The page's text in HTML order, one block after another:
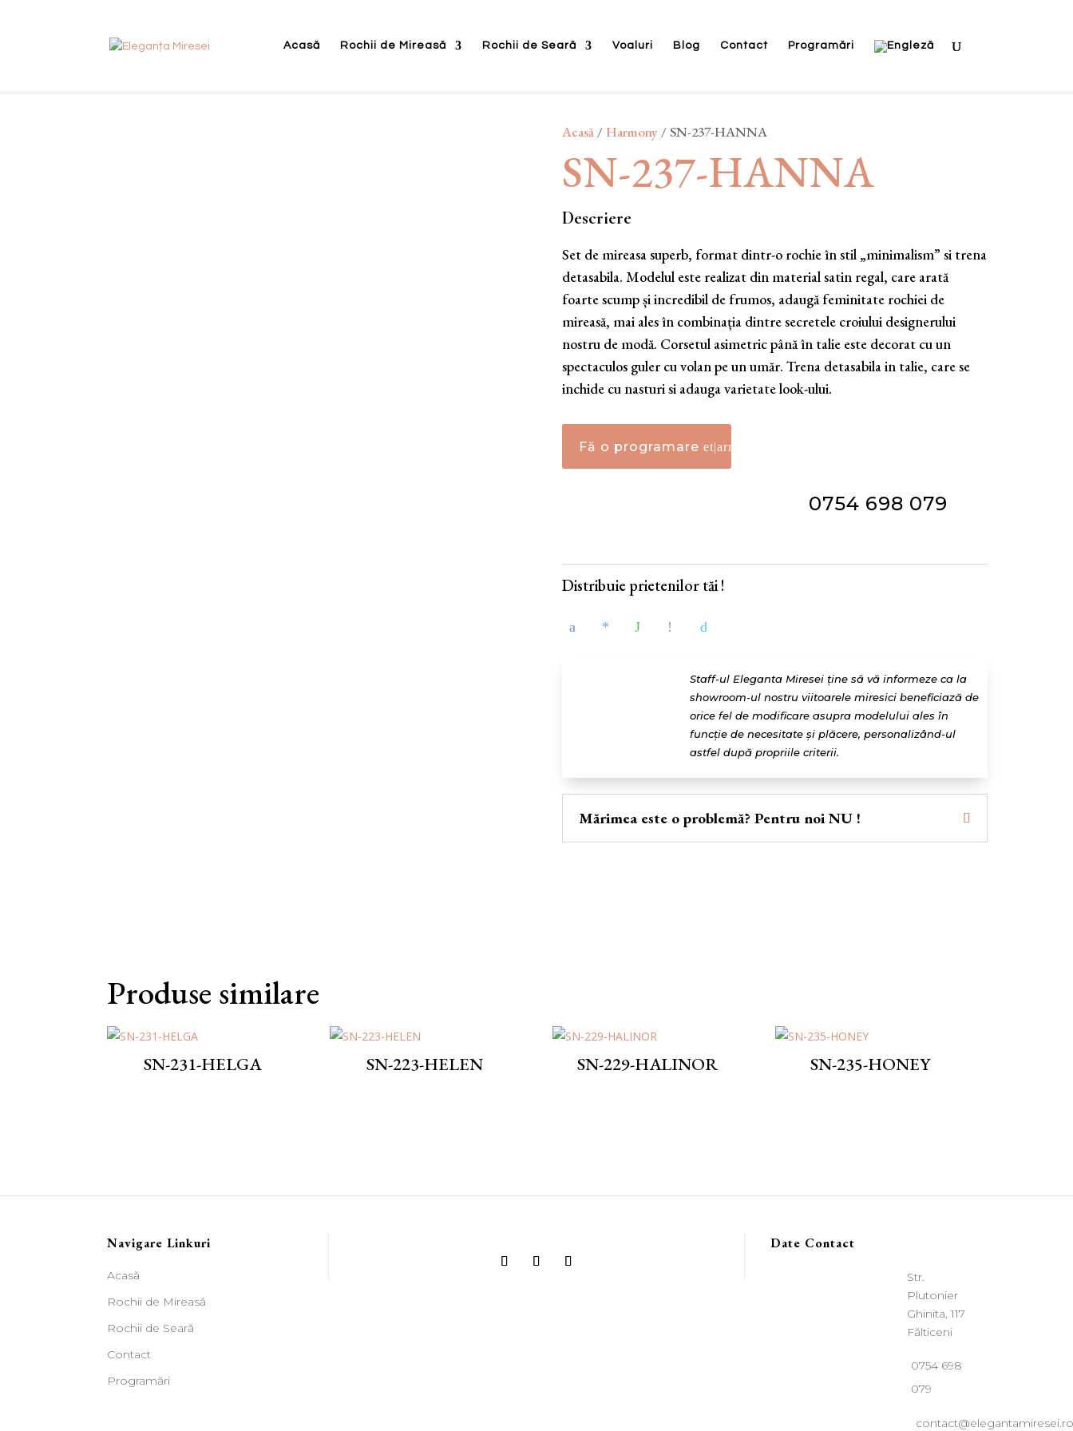
Acasă Rochii de Mireasă Rochii de Seară Voaluri Blog Contact Programări
Acasă /Harmony / SN-237-HANNA
SN-237-HANNA
Descriere
Set de mireasa superb, format dintr-o rochie în stil „minimalism” si trena
detasabila. Modelul este realizat din material satin regal, care arată
foarte scump și incredibil de frumos, adaugă feminitate rochiei de
mireasă, mai ales în combinația dintre secretele croiului designerului
nostru de modă. Corsetul asimetric până în talie este decorat cu un
spectaculos guler cu volan pe un umăr. Trena detasabila in talie, care se
inchide cu nasturi si adauga varietate look-ului.
Fă o programare
0754 698 079
Distribuie prietenilor tăi !
Staff-ul Eleganta Miresei ține să vă informeze ca la
showroom-ul nostru viitoarele miresici beneficiază de
orice fel de modificare asupra modelului ales în
funcție de necesitate și plăcere, personalizând-ul
astfel după propriile criterii.
Mărimea este o problemă? Pentru noi NU !
Produse similare
SN-231-HELGA SN-223-HELEN SN-229-HALINOR SN-235-HONEY
Navigare Linkuri
Acasă
Rochii de Mireasă
Rochii de Seară
Contact
Programări
Date Contact
Str.
Plutonier
Ghinita, 117
Fălticeni
0754 698
079
contact@elegantamiresei.ro